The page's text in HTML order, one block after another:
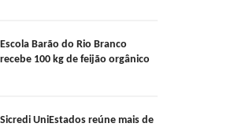
Escola Barão do Rio Branco
recebe 100 kg de feijão orgânico
Sicredi UniEstados reúne mais de